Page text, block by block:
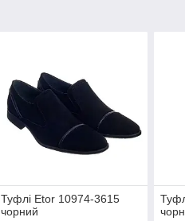
Туфлі Etor 10974-3615
чорний